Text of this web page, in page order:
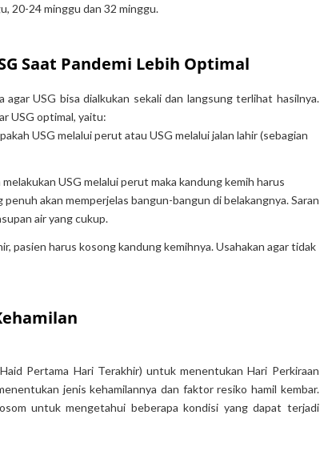
20-24 minggu dan 32 minggu.
Saat Pandemi Lebih Optimal
USG bisa dialkukan sekali dan langsung terlihat hasilnya.
USG optimal, yaitu:
USG melalui perut atau USG melalui jalan lahir (sebagian
USG melalui perut maka kandung kemih harus
akan memperjelas bangun-bangun di belakangnya. Saran
air yang cukup.
pasien harus kosong kandung kemihnya. Usahakan agar tidak
Pertama Hari Terakhir) untuk menentukan Hari Perkiraan
jenis kehamilannya dan faktor resiko hamil kembar.
untuk mengetahui beberapa kondisi yang dapat terjadi